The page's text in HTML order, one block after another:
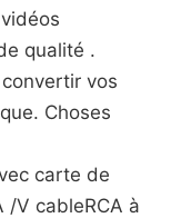
qualité .
vos
Choses
carte de
/V cableRCA à